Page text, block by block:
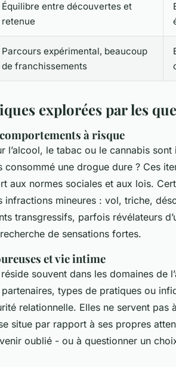
Équilibre entre découvertes et
retenue
Parcours expérimental, beaucoup
de franchissements
explorées par les
à risque
l’alcool, le tabac ou le cannabis
consommé une drogue dure ? Ces
aux normes sociales et aux lois.
infractions mineures : vol, triche,
transgressifs, parfois révélateurs
de sensations fortes.
et vie intime
souvent dans les domaines de
types de pratiques ou
relationnelle. Elles ne servent pas
situe par rapport à ses propres
oublié - ou à questionner un